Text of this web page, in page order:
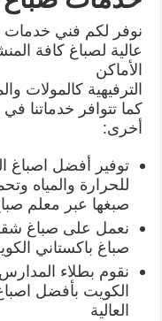
نوفر لكم فني
عالية لصباغ كافة
الأماكن
الترفيهية كالمولات
كما تتوافر خدماتنا
أخرى:
توفير أفضل اصباغ
للحرارة والمياه
صبغها عبر معلم
نعمل على صباغ
صباغ باكستاني
نقوم بطلاء
الكويت بأفضل
العالية